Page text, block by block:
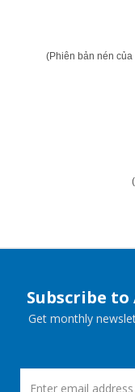
(Phiên bản nén
Subscribe to
Get monthly